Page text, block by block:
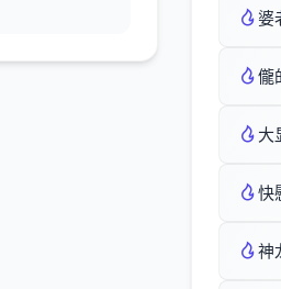
婆
儱
大
快
神